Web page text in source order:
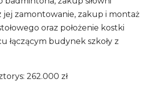
zamontowanie, zakup i montaż
oraz położenie kostki
łączącym budynek szkoły z
262.000 zł